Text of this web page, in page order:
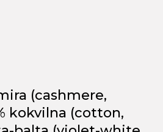
(cashmere,
kokvilna (cotton,